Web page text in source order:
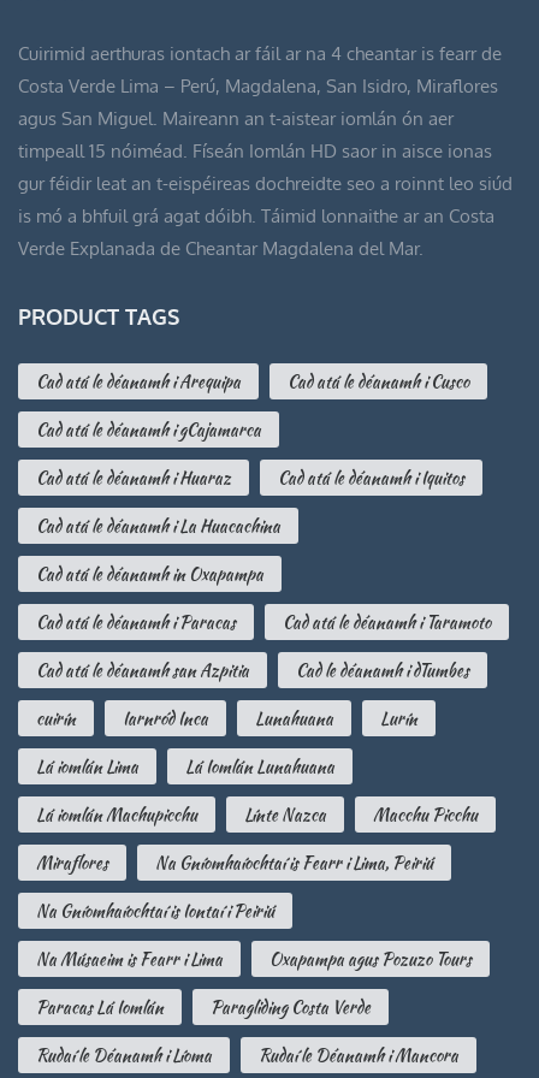
Cuirimid aerthuras iontach ar fáil ar na 4 cheantar is fearr de
Costa Verde Lima – Perú, Magdalena, San Isidro, Miraflores
agus San Miguel. Maireann an t-aistear iomlán ón aer
timpeall 15 nóiméad. Físeán Iomlán HD saor in aisce ionas
gur féidir leat an t-eispéireas dochreidte seo a roinnt leo siúd
is mó a bhfuil grá agat dóibh. Táimid lonnaithe ar an Costa
Verde Explanada de Cheantar Magdalena del Mar.
PRODUCT TAGS
Cad atá le déanamh i Arequipa
Cad atá le déanamh i Cusco
Cad atá le déanamh i gCajamarca
Cad atá le déanamh i Huaraz
Cad atá le déanamh i Iquitos
Cad atá le déanamh i La Huacachina
Cad atá le déanamh in Oxapampa
Cad atá le déanamh i Paracas
Cad atá le déanamh i Taramoto
Cad atá le déanamh san Azpitia
Cad le déanamh i dTumbes
cuirín
Iarnród Inca Lunahuana
Lurín
Lá iomlán Lima
Lá Iomlán Lunahuana
Lá iomlán Machupicchu
Línte Nazca
Macchu Picchu
Miraflores
Na Gníomhaíochtaí is Fearr i Lima, Peiriú
Na Gníomhaíochtaí is Iontaí i Peiriú
Na Músaeim is Fearr i Lima
Oxapampa agus Pozuzo Tours
Paracas Lá Iomlán
Paragliding Costa Verde
Rudaí le Déanamh i Líoma
Rudaí le Déanamh i Mancora